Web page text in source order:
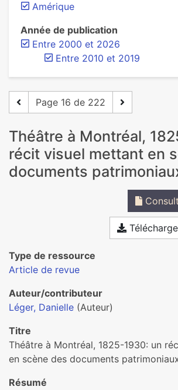
Amérique
Année de publication
Entre 2000 et 2026
Entre 2010 et 2019
Page 16 de 222
Théâtre à Montréal,
récit visuel mettant en
documents
Type de ressource
Article de revue
Auteur/contributeur
Léger, Danielle (Auteur)
Titre
Théâtre à Montréal, 1825-1930: un
en scène des documents
Résumé